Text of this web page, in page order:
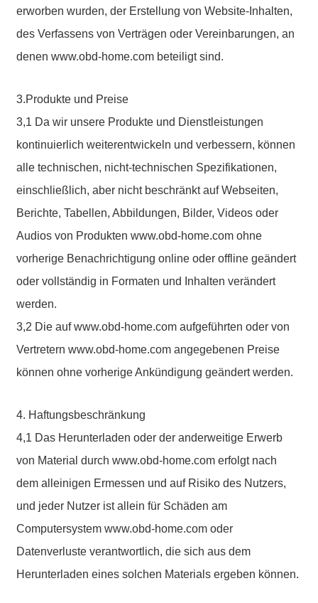
erworben wurden, der Erstellung von Website-Inhalten,
des Verfassens von Verträgen oder Vereinbarungen, an
denen www.obd-home.com beteiligt sind.
3.Produkte und Preise
3,1 Da wir unsere Produkte und Dienstleistungen
kontinuierlich weiterentwickeln und verbessern, können
alle technischen, nicht-technischen Spezifikationen,
einschließlich, aber nicht beschränkt auf Webseiten,
Berichte, Tabellen, Abbildungen, Bilder, Videos oder
Audios von Produkten www.obd-home.com ohne
vorherige Benachrichtigung online oder offline geändert
oder vollständig in Formaten und Inhalten verändert
werden.
3,2 Die auf www.obd-home.com aufgeführten oder von
Vertretern www.obd-home.com angegebenen Preise
können ohne vorherige Ankündigung geändert werden.
4. Haftungsbeschränkung
4,1 Das Herunterladen oder der anderweitige Erwerb
von Material durch www.obd-home.com erfolgt nach
dem alleinigen Ermessen und auf Risiko des Nutzers,
und jeder Nutzer ist allein für Schäden am
Computersystem www.obd-home.com oder
Datenverluste verantwortlich, die sich aus dem
Herunterladen eines solchen Materials ergeben können.